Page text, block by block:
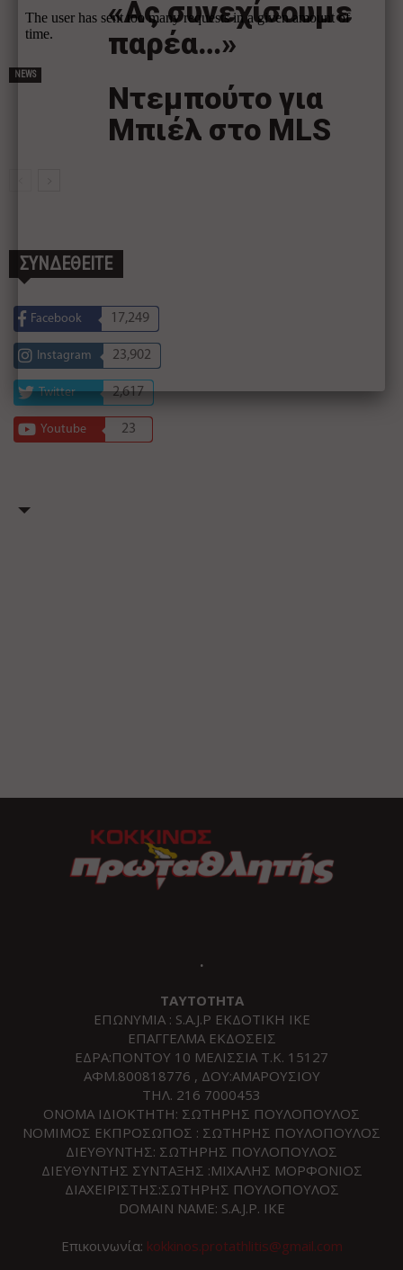
«Ας συνεχίσουμε
παρέα…»
NEWS
Ντεμπούτο για
Μπιέλ στο MLS
ΣΥΝΔΕΘΕΙΤΕ
Facebook 17,249
Instagram 23,902
Twitter 2,617
Youtube 23
.
ΤΑΥΤΟΤΗΤΑ
ΕΠΩΝΥΜΙΑ : S.A.J.P ΕΚΔΟΤΙΚΗ ΙΚΕ
ΕΠΑΓΓΕΛΜΑ ΕΚΔΟΣΕΙΣ
ΕΔΡΑ:ΠΟΝΤΟΥ 10 ΜΕΛΙΣΣΙΑ Τ.Κ. 15127
ΑΦΜ.800818776 , ΔΟΥ:ΑΜΑΡΟΥΣΙΟΥ
ΤΗΛ. 216 7000453
ΟΝΟΜΑ ΙΔΙΟΚΤΗΤΗ: ΣΩΤΗΡΗΣ ΠΟΥΛΟΠΟΥΛΟΣ
ΝΟΜΙΜΟΣ ΕΚΠΡΟΣΩΠΟΣ : ΣΩΤΗΡΗΣ ΠΟΥΛΟΠΟΥΛΟΣ
ΔΙΕΥΘΥΝΤΗΣ: ΣΩΤΗΡΗΣ ΠΟΥΛΟΠΟΥΛΟΣ
ΔΙΕΥΘΥΝΤΗΣ ΣΥΝΤΑΞΗΣ :ΜΙΧΑΛΗΣ ΜΟΡΦΟΝΙΟΣ
ΔΙΑΧΕΙΡΙΣΤΗΣ:ΣΩΤΗΡΗΣ ΠΟΥΛΟΠΟΥΛΟΣ
DOMAIN NAME: S.A.J.P. IKE
Επικοινωνία: kokkinos.protathlitis@gmail.com